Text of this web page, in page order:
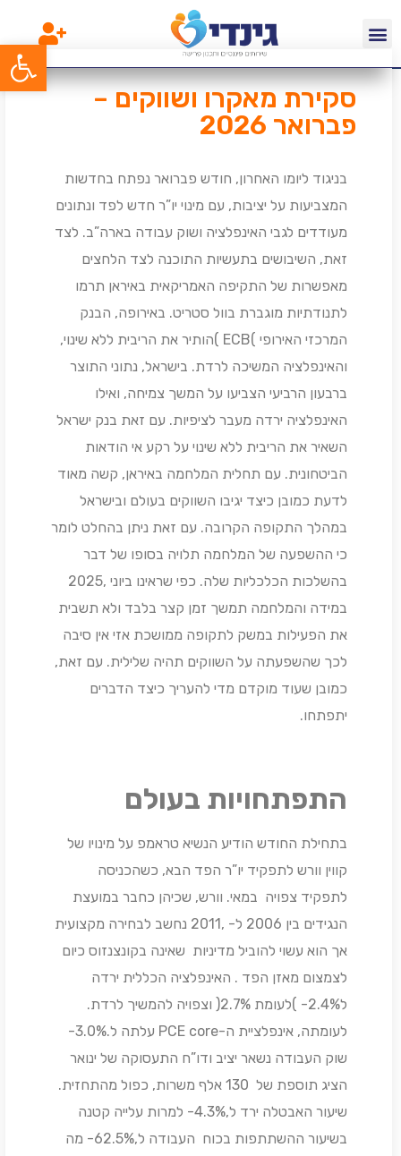
פתח
סקירת מאקרו ושווקים –
פברואר 2026
בניגוד ליומו האחרון, חודש פברואר נפתח בחדשות
המצביעות על יציבות, עם מינוי יו”ר חדש לפד ונתונים
מעודדים לגבי האינפלציה ושוק עבודה בארה”ב. לצד
זאת, השיבושים בתעשיות התוכנה לצד הלחצים
מאפשרות של התקיפה האמריקאית באיראן תרמו
לתנודתיות מוגברת בוול סטריט. באירופה, הבנק
המרכזי האירופי )ECB )הותיר את הריבית ללא שינוי,
והאינפלציה המשיכה לרדת. בישראל, נתוני התוצר
ברבעון הרביעי הצביעו על המשך צמיחה, ואילו
האינפלציה ירדה מעבר לציפיות. עם זאת בנק ישראל
השאיר את הריבית ללא שינוי על רקע אי הודאות
הביטחונית. עם תחלית המלחמה באיראן, קשה מאוד
לדעת כמובן כיצד יגיבו השווקים בעולם ובישראל
במהלך התקופה הקרובה. עם זאת ניתן בהחלט לומר
כי ההשפעה של המלחמה תלויה בסופו של דבר
בהשלכות הכלכליות שלה. כפי שראינו ביוני ,2025
במידה והמלחמה תמשך זמן קצר בלבד ולא תשבית
את הפעילות במשק לתקופה ממושכת אזי אין סיבה
לכך שהשפעתה על השווקים תהיה שלילית. עם זאת,
כמובן שעוד מוקדם מדי להעריך כיצד הדברים
יתפתחו.
התפתחויות בעולם
בתחילת החודש הודיע הנשיא טראמפ על מינויו של
קווין וורש לתפקיד יו”ר הפד הבא, כשהכניסה
לתפקיד צפויה במאי. וורש, שכיהן כחבר במועצת
הנגידים בין 2006 ל- ,2011 נחשב לבחירה מקצועית
אך הוא עשוי להוביל מדיניות שאינה בקונצנזוס כיום
לצמצום מאזן הפד . האינפלציה הכללית ירדה
ל2.4%- )לעומת 2.7%( וצפויה להמשיך לרדת.
לעומתה, אינפלציית ה-PCE core עלתה ל.3.0%-
שוק העבודה נשאר יציב ודו”ח התעסוקה של ינואר
הציג תוספת של 130 אלף משרות, כפול מהתחזית.
שיעור האבטלה ירד ל,4.3%- למרות עלייה קטנה
בשיעור ההשתתפות בכוח העבודה ל,62.5%- מה